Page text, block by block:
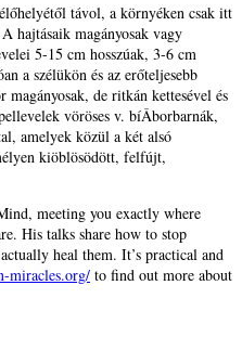
távol, a környéken csak itt
hajtásaik magányosak vagy
5-15 cm hosszúak, 3-6 cm
a szélükön és az erőteljesebb
de ritkán kettesével és
vöröses v. bíÂ­borbarnák,
amelyek közül a két alsó
kiöblösödött, felfújt,
meeting you exactly where
His talks share how to stop
heal them. It’s practical and
miracles.org/ to find out more about